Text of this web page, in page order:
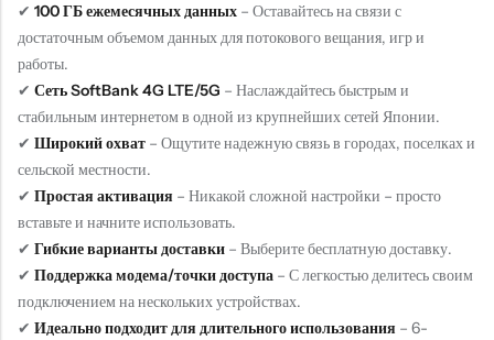
✔ 100 ГБ ежемесячных данных – Оставайтесь на связи с
достаточным объемом данных для потокового вещания, игр и
работы.
✔ Сеть SoftBank 4G LTE/5G – Наслаждайтесь быстрым и
стабильным интернетом в одной из крупнейших сетей Японии.
✔ Широкий охват – Ощутите надежную связь в городах, поселках и
сельской местности.
✔ Простая активация – Никакой сложной настройки – просто
вставьте и начните использовать.
✔ Гибкие варианты доставки – Выберите бесплатную доставку.
✔ Поддержка модема/точки доступа – С легкостью делитесь своим
подключением на нескольких устройствах.
✔ Идеально подходит для длительного использования – 6-